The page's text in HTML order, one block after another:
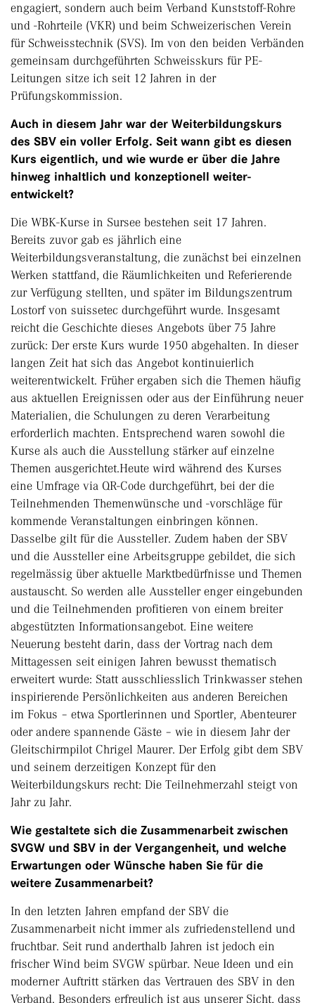
engagiert, sondern auch beim Verband Kunststoff-Rohre
und -Rohrteile (VKR) und beim Schweizerischen Verein
für Schweisstechnik (SVS). Im von den beiden Verbänden
gemeinsam durchgeführten Schweisskurs für PE-
Leitungen sitze ich seit 12 Jahren in der
Prüfungskommission.
Auch in diesem Jahr war der Weiterbildungskurs
des SBV ein voller Erfolg. Seit wann gibt es diesen
Kurs eigentlich, und wie wurde er über die Jahre
hinweg inhaltlich und konzeptionell weiter-
entwickelt?
Die WBK-Kurse in Sursee bestehen seit 17 Jahren.
Bereits zuvor gab es jährlich eine
Weiterbildungsveranstaltung, die zunächst bei einzelnen
Werken stattfand, die Räumlichkeiten und Referierende
zur Verfügung stellten, und später im Bildungszentrum
Lostorf von suissetec durchgeführt wurde. Insgesamt
reicht die Geschichte dieses Angebots über 75 Jahre
zurück: Der erste Kurs wurde 1950 abgehalten. In dieser
langen Zeit hat sich das Angebot kontinuierlich
weiterentwickelt. Früher ergaben sich die Themen häufig
aus aktuellen Ereignissen oder aus der Einführung neuer
Materialien, die Schulungen zu deren Verarbeitung
erforderlich machten. Entsprechend waren sowohl die
Kurse als auch die Ausstellung stärker auf einzelne
Themen ausgerichtet.Heute wird während des Kurses
eine Umfrage via QR-Code durchgeführt, bei der die
Teilnehmenden Themenwünsche und -vorschläge für
kommende Veranstaltungen einbringen können.
Dasselbe gilt für die Aussteller. Zudem haben der SBV
und die Aussteller eine Arbeitsgruppe gebildet, die sich
regelmässig über aktuelle Marktbedürfnisse und Themen
austauscht. So werden alle Aussteller enger eingebunden
und die Teilnehmenden profitieren von einem breiter
abgestützten Informationsangebot. Eine weitere
Neuerung besteht darin, dass der Vortrag nach dem
Mittagessen seit einigen Jahren bewusst thematisch
erweitert wurde: Statt ausschliesslich Trinkwasser stehen
inspirierende Persönlichkeiten aus anderen Bereichen
im Fokus – etwa Sportlerinnen und Sportler, Abenteurer
oder andere spannende Gäste – wie in diesem Jahr der
Gleitschirmpilot Chrigel Maurer. Der Erfolg gibt dem SBV
und seinem derzeitigen Konzept für den
Weiterbildungskurs recht: Die Teilnehmerzahl steigt von
Jahr zu Jahr.
Wie gestaltete sich die Zusammenarbeit zwischen
SVGW und SBV in der Vergangenheit, und welche
Erwartungen oder Wünsche haben Sie für die
weitere Zusammenarbeit?
In den letzten Jahren empfand der SBV die
Zusammenarbeit nicht immer als zufriedenstellend und
fruchtbar. Seit rund anderthalb Jahren ist jedoch ein
frischer Wind beim SVGW spürbar. Neue Ideen und ein
moderner Auftritt stärken das Vertrauen des SBV in den
Verband. Besonders erfreulich ist aus unserer Sicht, dass